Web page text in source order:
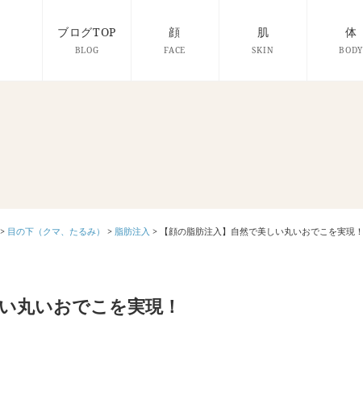
ブログTOP
BLOG
顔
FACE
肌
SKIN
体
BODY
> 目の下（クマ、たるみ） > 脂肪注入 > 【顔の脂肪注入】自然で美しい丸いおでこを実現！
丸いおでこを実現！